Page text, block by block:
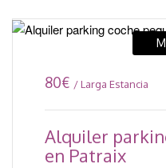
80€ / Larga Estancia
Alquiler
en Patraix